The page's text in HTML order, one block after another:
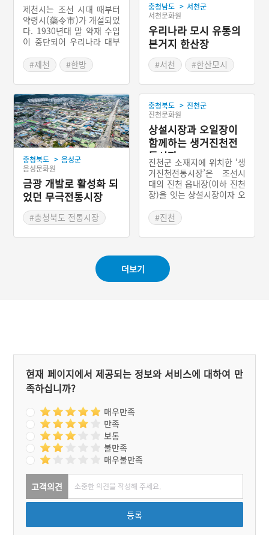
제천시는 조선 시대 때부터
약령시(藥令市)가 개설되었
다. 1930년대 말 약재 수입
이 중단되어 우리나라 대부
오히려 더 성장하였다. 193
3년에 제천시 화산동으로
옮기고, 1990년 건물을 신
축 개장하였다. 제천약초시
장에서는 황기를 비롯해서
60여 가지의 약초가 판매된
다. 2005년에 제천시가 ‘제
천 약초 참살이 특구’로 선
정되었고, 그 중심지 역할을
제천약초시장이 하고 있다.
#제천
#한방
#제천가볼만한곳
#충청북도 전통시장
충청남도 > 서천군
서천문화원
우리나라 모시 유통의
본거지 한산장
#서천
#한산모시
충청북도 > 음성군
음성문화원
금광 개발로 활성화 되
었던 무극전통시장
#충청북도 전통시장
충청북도 > 진천군
진천문화원
상설시장과 오일장이
함께하는 생거진천전
통시장
진천군 소재지에 위치한 ‘생
거진천전통시장’은 조선시
대의 진천 읍내장(이하 진천
장)을 잇는 상설시장이자 오
소재지에서 열리는 정기시
장이다. 1911년 도로에 장
이 서던 진천장이 ‘장터거
해방 이후 진천지역의 중심
시장으로 자리를 잡는다. 2
015년에 다시 70여 개의 상
#진천
더보기
현재 페이지에서 제공되는 정보와 서비스에 대하여 만
족하십니까?
매우만족
만족
보통
불만족
매우불만족
고객의견
등록